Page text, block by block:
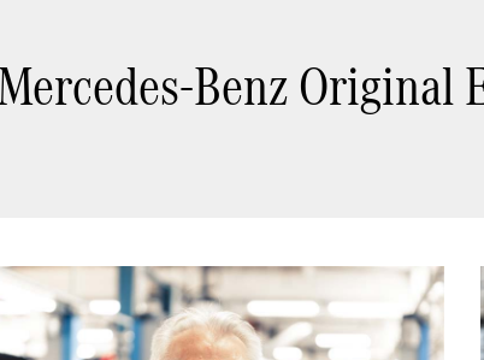
Benz Original